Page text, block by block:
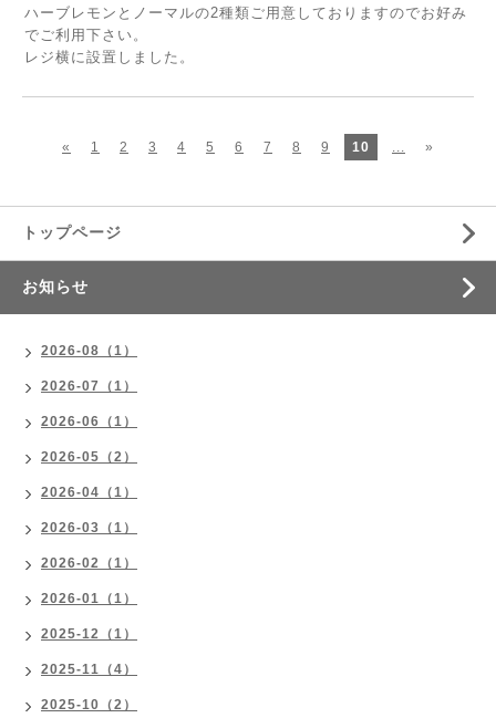
ハーブレモンとノーマルの2種類ご用意しておりますのでお好み
でご利用下さい。
レジ横に設置しました。
« 1 2 3 4 5 6 7 8 9 10 ... »
トップページ
お知らせ
2026-08（1）
2026-07（1）
2026-06（1）
2026-05（2）
2026-04（1）
2026-03（1）
2026-02（1）
2026-01（1）
2025-12（1）
2025-11（4）
2025-10（2）